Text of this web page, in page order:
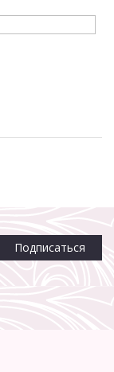
Подписаться